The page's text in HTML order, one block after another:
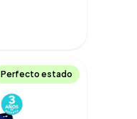
Perfecto estado